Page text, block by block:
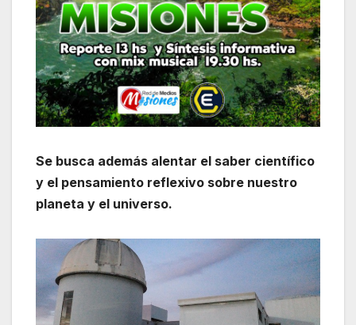
Se busca además alentar el saber científico
y el pensamiento reflexivo sobre nuestro
planeta y el universo.